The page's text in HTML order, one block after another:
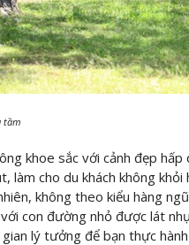
tầm
khoe sắc với cảnh đẹp
làm cho du khách không
không theo kiểu hàng
con đường nhỏ được lát
lý tưởng để bạn thực